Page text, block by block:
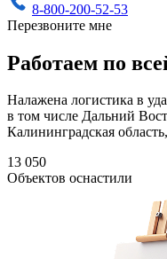
8-800-200-52-53
Перезвоните мне
Работаем по
Налажена логистика в
в том числе Дальний
Калининградская
13 050
Объектов оснастили